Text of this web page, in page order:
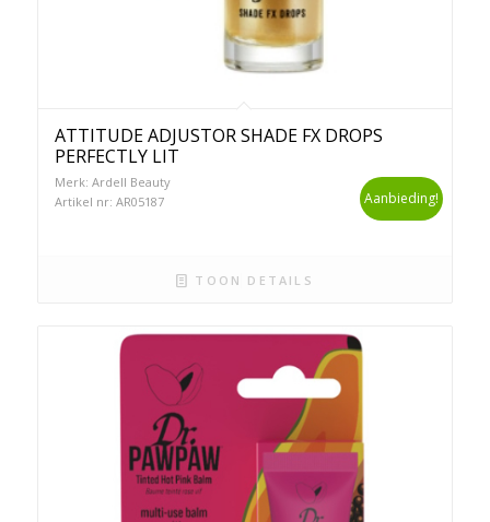
ATTITUDE ADJUSTOR SHADE FX DROPS
PERFECTLY LIT
Merk: Ardell Beauty
Artikel nr: AR05187
Aanbieding!
TOON DETAILS